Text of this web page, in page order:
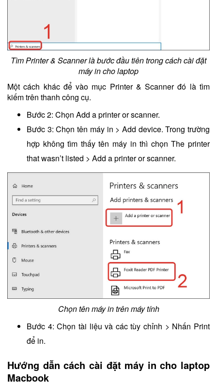
Tìm Printer & Scanner là bước đầu tiên trong cách cài đặt
máy in cho laptop
Một cách khác để vào mục Printer & Scanner đó là tìm
kiếm trên thanh công cụ.
Bước 2: Chọn Add a printer or scanner.
Bước 3: Chọn tên máy in > Add device. Trong trường
hợp không tìm thấy tên máy in thì chọn The printer
that wasn’t listed > Add a printer or scanner.
Chọn tên máy in trên máy tính
Bước 4: Chọn tài liệu và các tùy chỉnh > Nhấn Print
để in.
Hướng dẫn cách cài đặt máy in cho laptop
Macbook